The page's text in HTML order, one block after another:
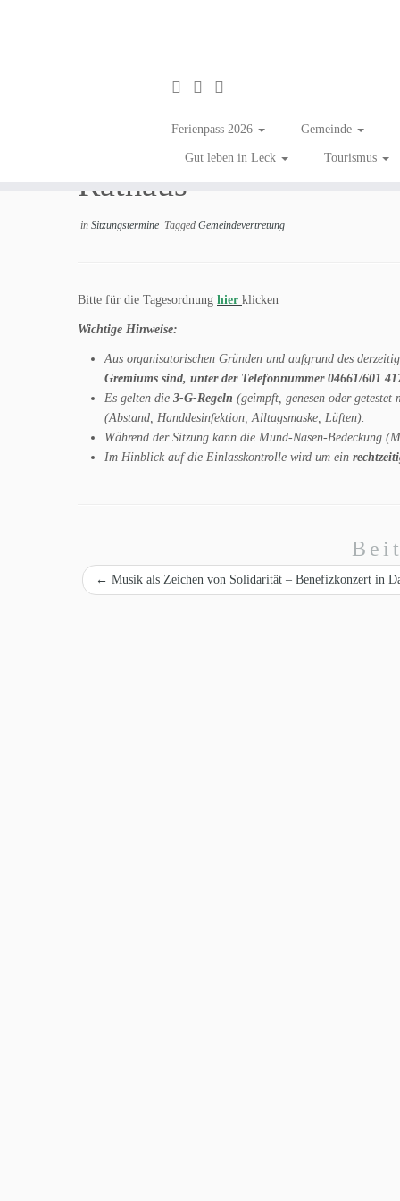
Ferienpass 2026 Gemeinde
Gut leben in Leck Tourismus
Gemeindevertretung
Rathaus
in Sitzungstermine Tagged Gemeindevertretung
Bitte für die Tagesordnung hier klicken
Wichtige Hinweise:
Aus organisatorischen Gründen und aufgrund des
Gremiums sind, unter der Telefonnummer 04661/601
Es gelten die 3-G-Regeln (geimpft, genesen oder
(Abstand, Handdesinfektion, Alltagsmaske, Lüften).
Während der Sitzung kann die Mund-Nasen-Bedeckung
Im Hinblick auf die Einlasskontrolle wird um ein
← Musik als Zeichen von Solidarität – Benefizkonzert in